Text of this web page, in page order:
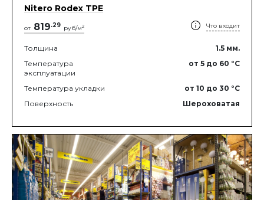
Nitero Rodex TPE
от 819.29 руб/м2 Что входит
Толщина 1.5 мм.
Температура
эксплуатации
от 5 до 60 °C
Температура укладки от 10 до 30 °C
Поверхность
Шероховатая